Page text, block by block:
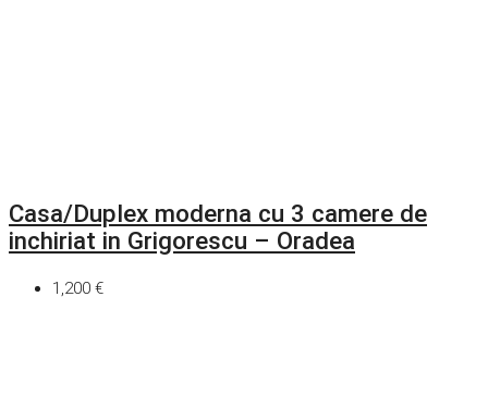
Casa/Duplex moderna cu 3 camere de
inchiriat in Grigorescu – Oradea
1,200 €